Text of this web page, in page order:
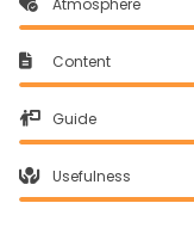
Atmosphere
Content
Guide
Usefulness